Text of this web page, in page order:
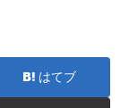
はてブ